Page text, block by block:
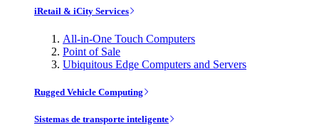
iRetail & iCity Services
All-in-One Touch Computers
Point of Sale
Ubiquitous Edge Computers and Servers
Rugged Vehicle Computing
Sistemas de transporte inteligente